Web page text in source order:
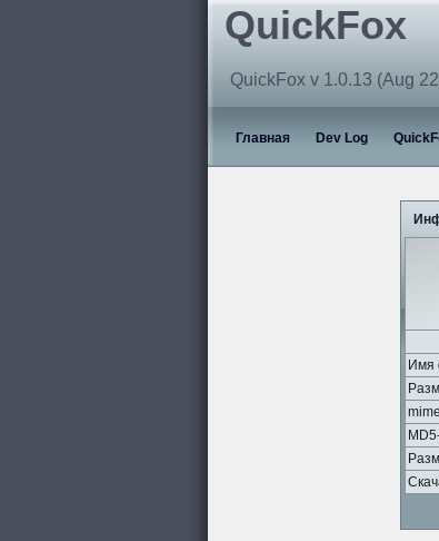
QuickFox
QuickFox v 1.0.13 (Aug
Главная Dev Log
Имя